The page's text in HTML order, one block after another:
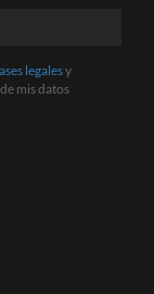
legalesy
mis datos